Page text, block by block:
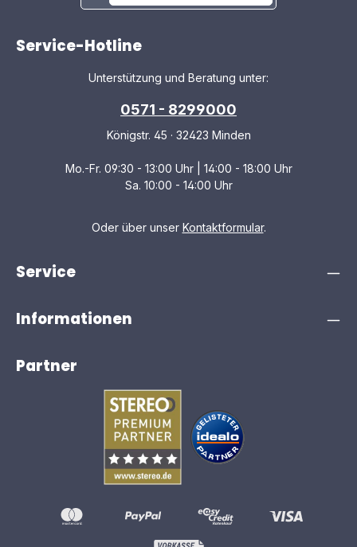
Service-Hotline
Unterstützung und Beratung unter:
0571 - 8299000
Königstr. 45 · 32423 Minden
Mo.-Fr. 09:30 - 13:00 Uhr | 14:00 - 18:00 Uhr
Sa. 10:00 - 14:00 Uhr
Oder über unser Kontaktformular.
Service
Informationen
Partner